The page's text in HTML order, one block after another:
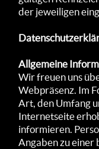
der je­weili­gen
Allgemeine
Wir freuen uns
Webpräsenz. Im
Art, den Umfang
Internetseite
informieren.
Angaben zu einer